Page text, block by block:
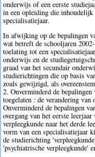
onderwijs of een eerste
in een opleiding die inhoudelijk
specialisatiejaar.
In afwijking op de bepalingen
wat betreft de schooljaren
toelating tot een
onderwijs en de
graad van het secundair
studierichtingen die op basis
zoals gewijzigd, als
2. Onverminderd de
toegelaten : de verandering
Onverminderd de bepalingen
overgang van het eerste
verpleegkunde naar het derde
vorm van een specialisatiejaar
de studierichting
'psychiatrische verpleegkunde'